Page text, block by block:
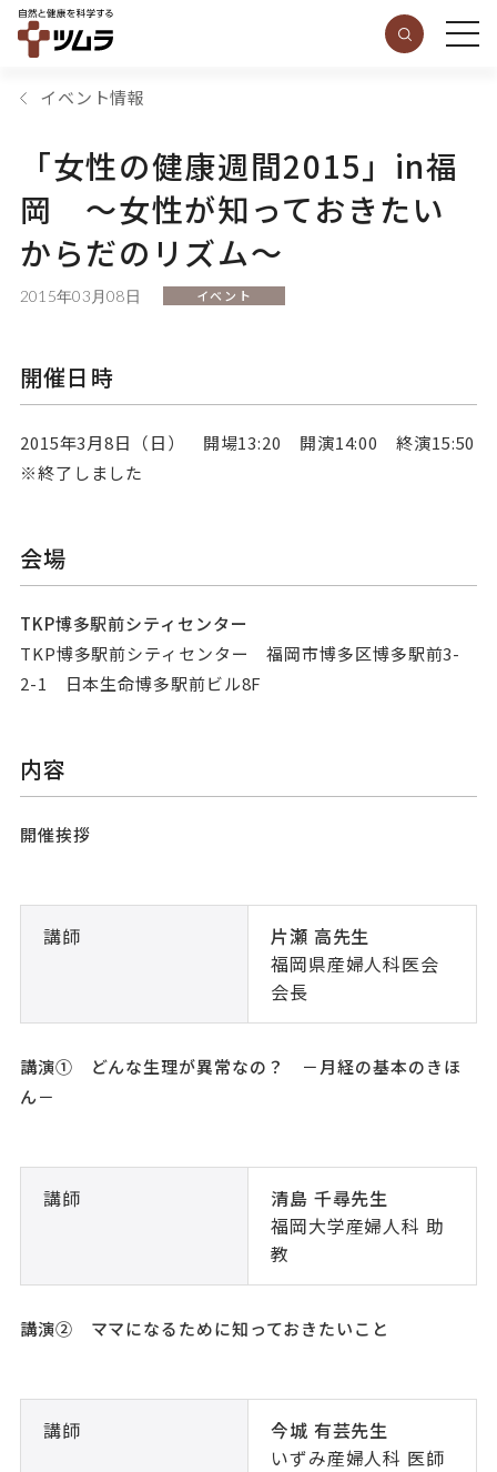
イベント情報
「女性の健康週間2015」in福
岡 ～女性が知っておきたい
からだのリズム～
2015年03月08日 イベント
開催日時
2015年3月8日（日） 開場13:20 開演14:00 終演15:50
※終了しました
会場
TKP博多駅前シティセンター
TKP博多駅前シティセンター 福岡市博多区博多駅前3-
2-1 日本生命博多駅前ビル8F
内容
開催挨拶
講師
片瀬 高先生
福岡県産婦人科医会
会長
講演① どんな生理が異常なの？ －月経の基本のきほ
ん－
講師
清島 千尋先生
福岡大学産婦人科 助
教
講演② ママになるために知っておきたいこと
講師
今城 有芸先生
いずみ産婦人科 医師